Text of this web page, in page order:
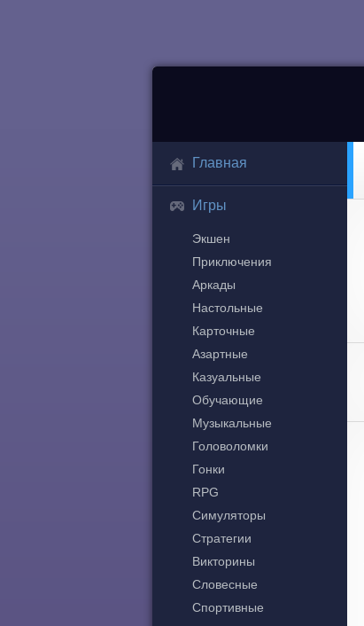
Главная
Игры
Экшен
Приключения
Аркады
Настольные
Карточные
Азартные
Казуальные
Обучающие
Музыкальные
Головоломки
Гонки
RPG
Симуляторы
Стратегии
Викторины
Словесные
Спортивные